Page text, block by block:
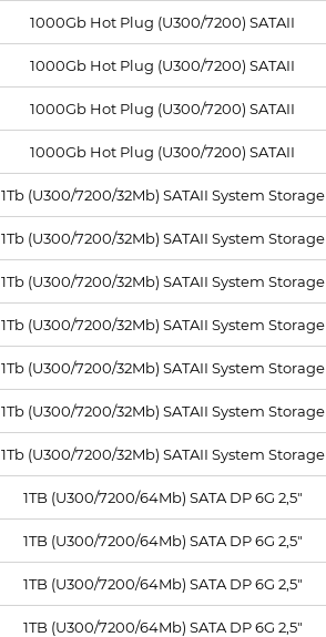
1000Gb Hot Plug (U300/7200) SATAII
1000Gb Hot Plug (U300/7200) SATAII
1000Gb Hot Plug (U300/7200) SATAII
1000Gb Hot Plug (U300/7200) SATAII
1Tb (U300/7200/32Mb) SATAII System Storage
1Tb (U300/7200/32Mb) SATAII System Storage
1Tb (U300/7200/32Mb) SATAII System Storage
1Tb (U300/7200/32Mb) SATAII System Storage
1Tb (U300/7200/32Mb) SATAII System Storage
1Tb (U300/7200/32Mb) SATAII System Storage
1Tb (U300/7200/32Mb) SATAII System Storage
1TB (U300/7200/64Mb) SATA DP 6G 2,5"
1TB (U300/7200/64Mb) SATA DP 6G 2,5"
1TB (U300/7200/64Mb) SATA DP 6G 2,5"
1TB (U300/7200/64Mb) SATA DP 6G 2,5"